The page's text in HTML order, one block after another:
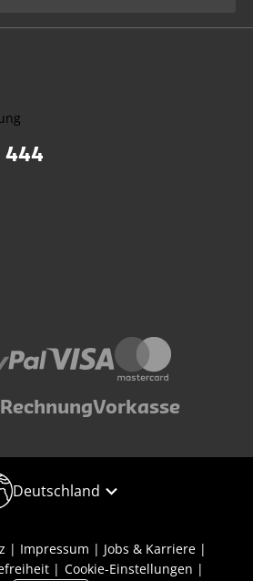
444
Vorkasse
Deutschland
Impressum
Jobs & Karriere
Cookie-Einstellungen